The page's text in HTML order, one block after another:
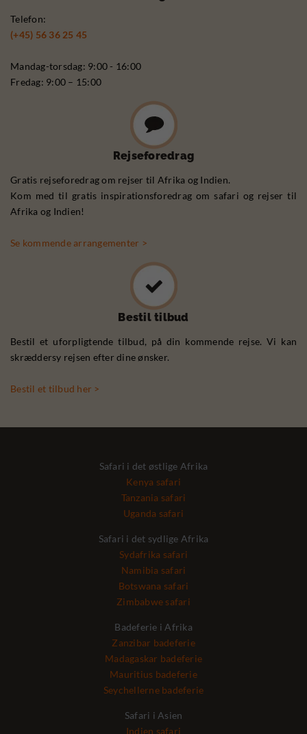
Telefon:
(+45) 56 36 25 45
Mandag-torsdag: 9:00 - 16:00
Fredag: 9:00 – 15:00
Rejseforedrag
Gratis rejseforedrag om rejser til Afrika og Indien.
Kom med til gratis inspirationsforedrag om safari og rejser til
Afrika og Indien!
Se kommende arrangementer >
Bestil tilbud
Bestil et uforpligtende tilbud, på din kommende rejse. Vi kan
skræddersy rejsen efter dine ønsker.
Bestil et tilbud her >
Safari i det østlige Afrika
Kenya safari
Tanzania safari
Uganda safari
Safari i det sydlige Afrika
Sydafrika safari
Namibia safari
Botswana safari
Zimbabwe safari
Badeferie i Afrika
Zanzibar badeferie
Madagaskar badeferie
Mauritius badeferie
Seychellerne badeferie
Safari i Asien
Indien safari